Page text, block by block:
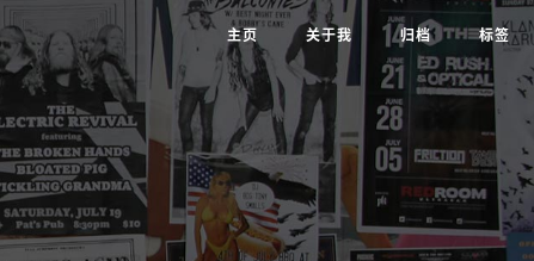
主页 关于我 归档 标签